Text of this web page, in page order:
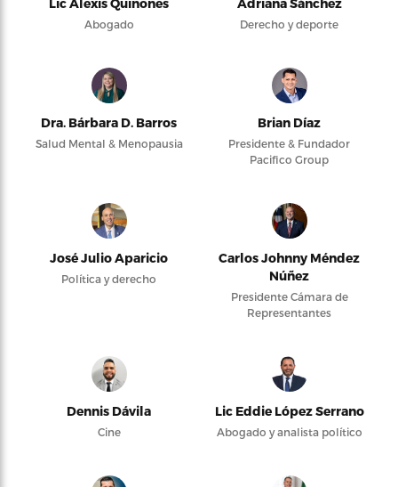
Lic Alexis Quiñones
Abogado
Adriana Sánchez
Derecho y deporte
Dra. Bárbara D. Barros
Salud Mental & Menopausia
Brian Díaz
Presidente & Fundador
Pacifico Group
José Julio Aparicio
Política y derecho
Carlos Johnny Méndez
Núñez
Presidente Cámara de
Representantes
Dennis Dávila
Cine
Lic Eddie López Serrano
Abogado y analista político